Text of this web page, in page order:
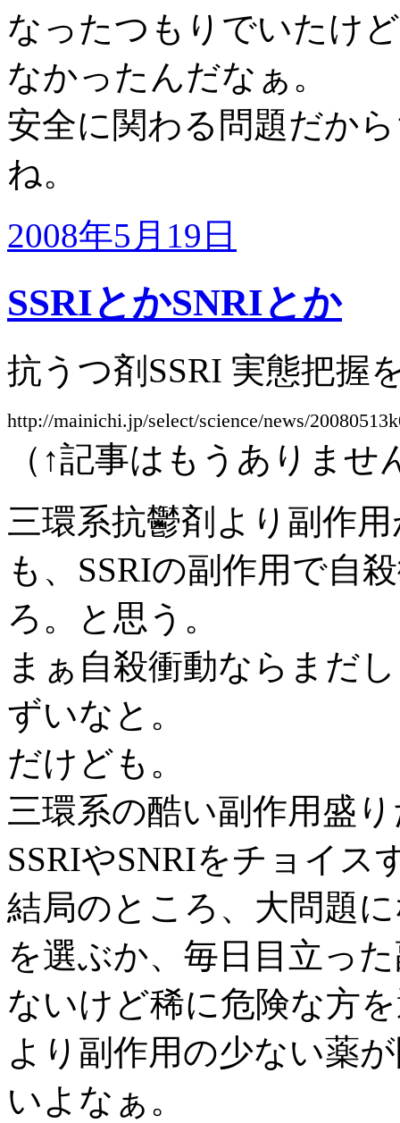
なったつもりでいたけ
なかったんだなぁ。
安全に関わる問題だか
ね。
2008年5月19日
SSRIとかSNRIとか
抗うつ剤SSRI 実態把握
http://mainichi.jp/select/science/news/
（↑記事はもうありませ
三環系抗鬱剤より副作
も、SSRIの副作用で自
ろ。と思う。
まぁ自殺衝動ならまだ
ずいなと。
だけども。
三環系の酷い副作用盛
SSRIやSNRIをチョイス
結局のところ、大問題
を選ぶか、毎日目立っ
ないけど稀に危険な方
より副作用の少ない薬
いよなぁ。